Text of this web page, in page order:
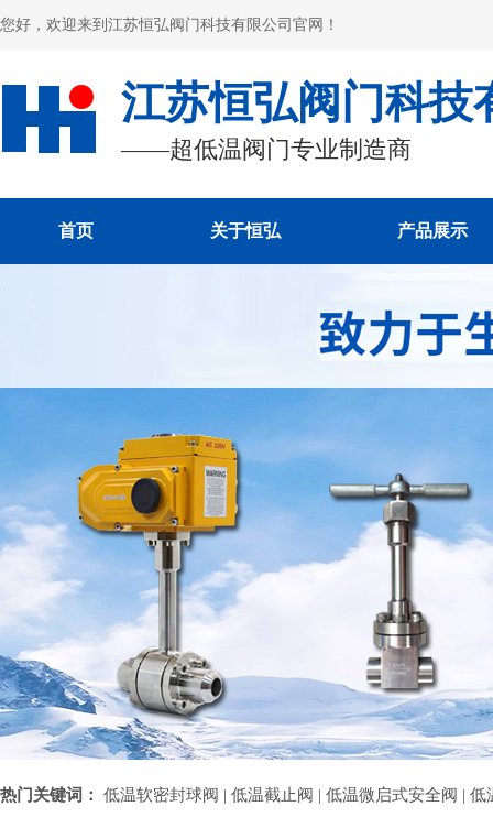
您好，欢迎来到江苏恒弘阀门科技有限公司官网！
江苏恒弘阀门科技
——超低温阀门专业制造商
首页 关于恒弘 产品展示
热门关键词： 低温软密封球阀 | 低温截止阀 | 低温微启式安全阀 | 低